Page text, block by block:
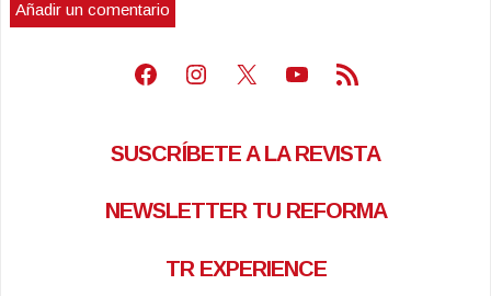
Facebook
Instagram
X Youtube
Feed RSS
SUSCRÍBETE A LA REVISTA
NEWSLETTER TU REFORMA
TR EXPERIENCE